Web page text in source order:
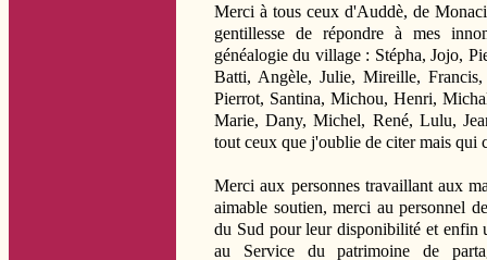
Merci à tous ceux d'Auddè, de
gentillesse de répondre à mes
généalogie du village : Stépha, Jojo,
Batti, Angèle, Julie, Mireille,
Pierrot, Santina, Michou, Henri,
Marie, Dany, Michel, René, Lulu,
tout ceux que j'oublie de citer mais qui
Merci aux personnes travaillant aux
aimable soutien, merci au personnel
du Sud pour leur disponibilité et enfin
au Service du patrimoine de